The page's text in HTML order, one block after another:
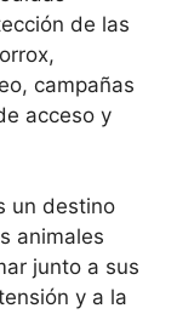
de las
campañas
acceso y
un destino
animales
junto a sus
y a la